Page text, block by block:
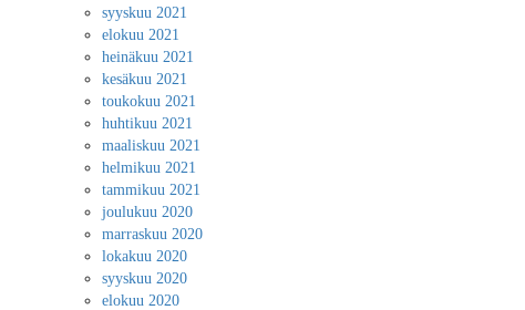
syyskuu 2021
elokuu 2021
heinäkuu 2021
kesäkuu 2021
toukokuu 2021
huhtikuu 2021
maaliskuu 2021
helmikuu 2021
tammikuu 2021
joulukuu 2020
marraskuu 2020
lokakuu 2020
syyskuu 2020
elokuu 2020